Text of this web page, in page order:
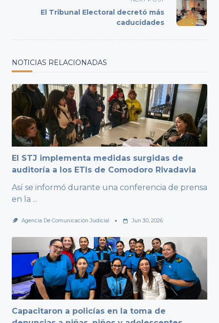
El Tribunal Electoral decretó más
caducidades
NOTICIAS RELACIONADAS
El STJ implementa medidas surgidas de
auditoría a los ETIs de Comodoro Rivadavia
Así se informó durante una conferencia de prensa
en la ...
Agencia De Comunicación Judicial Jun 30, 2026
Capacitaron a policías en la toma de